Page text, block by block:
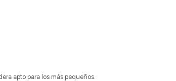
apto para los más pequeños.